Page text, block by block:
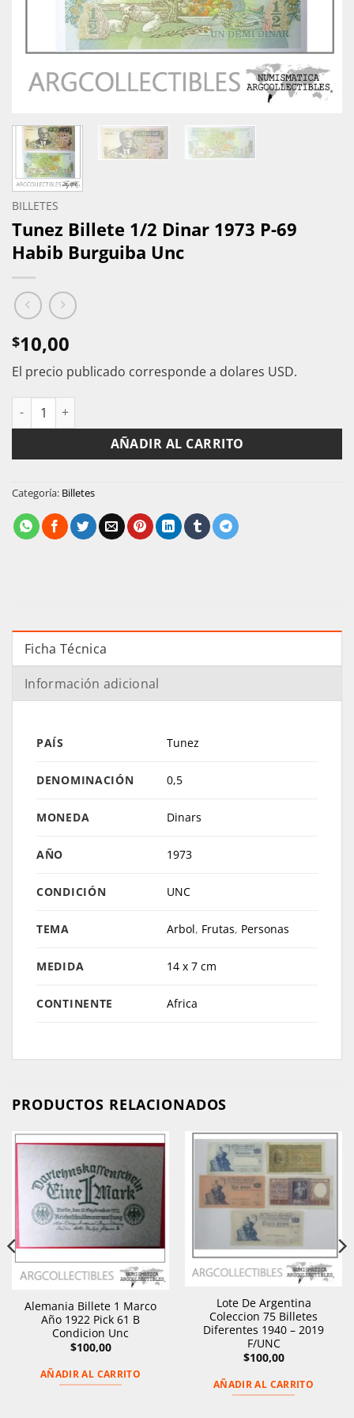
BILLETES
Tunez Billete 1/2 Dinar 1973 P-69
Habib Burguiba Unc
$10,00
El precio publicado corresponde a dolares USD.
AÑADIR AL CARRITO
Categoría: Billetes
Ficha Técnica
Información adicional
PAÍS Tunez
DENOMINACIÓN 0,5
MONEDA Dinars
AÑO 1973
CONDICIÓN UNC
TEMA Arbol, Frutas, Personas
MEDIDA 14 x 7 cm
CONTINENTE Africa
PRODUCTOS RELACIONADOS
Alemania Billete 1 Marco
Año 1922 Pick 61 B
Condicion Unc
$100,00
AÑADIR AL CARRITO
Lote De Argentina
Coleccion 75 Billetes
Diferentes 1940 – 2019
F/UNC
$100,00
AÑADIR AL CARRITO